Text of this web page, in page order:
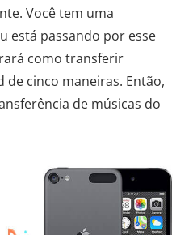
Você tem uma
está passando por esse
como transferir
de cinco maneiras. Então,
de músicas do